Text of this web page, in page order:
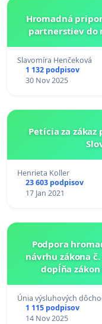
Hromadná pripomienka za
partnerstiev do
Slavomíra Henčeková
1 132 podpisov
30 Nov 2025
Petícia za zákaz
Henrieta Koller
23 603 podpisov
17 Jan 2021
Podpora
návrhu zákona
dopĺňa zákon
Únia výsluhových
1 115 podpisov
14 Nov 2025